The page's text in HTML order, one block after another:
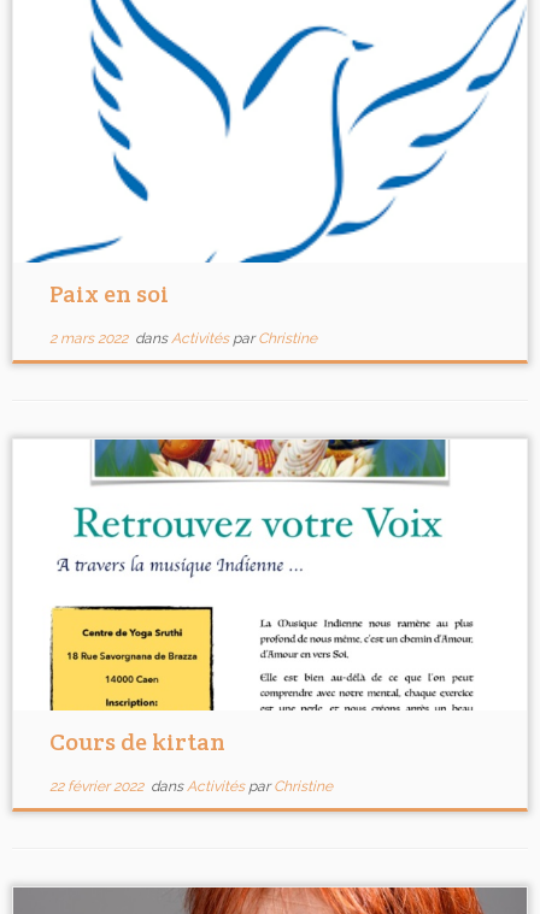
Paix en soi
2 mars 2022dansActivités parChristine
Cours de kirtan
22 février 2022dansActivités parChristine